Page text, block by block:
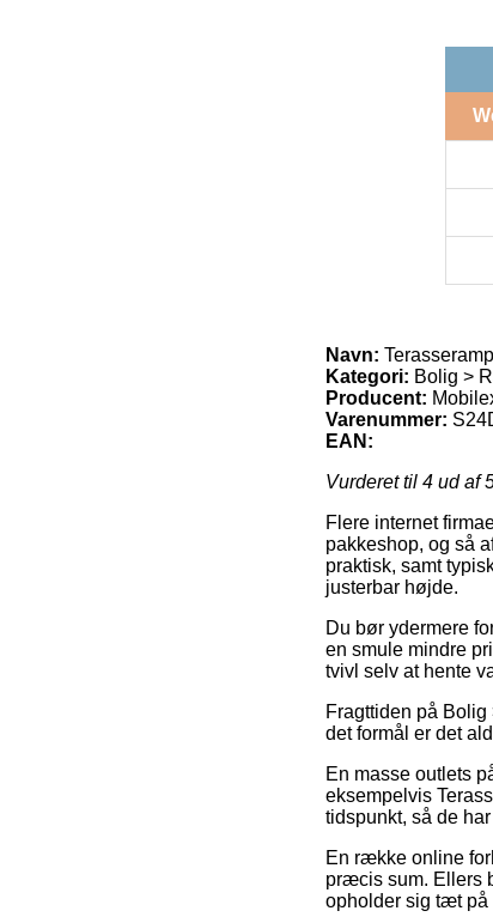
Navn:
Kategori: Bolig >
Producent:
Varenummer:
EAN:
Vurderet til 4 ud af
Flere internet
pakkeshop, og så
praktisk, samt
justerbar højde.
Du bør ydermere
en smule mindre
tvivl selv at hente
Fragttiden på
det formål er det
En masse outlets
eksempelvis
tidspunkt, så de
En række online
præcis sum. Ellers
opholder sig tæt på